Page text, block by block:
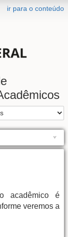
ir para o conteúdo
acadêmico é
veremos a